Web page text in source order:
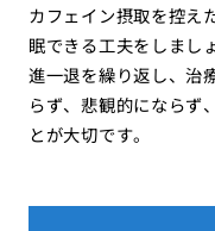
カフェイン摂取を控え
眠できる工夫をしまし
進一退を繰り返し、治
らず、悲観的にならず
とが大切です。